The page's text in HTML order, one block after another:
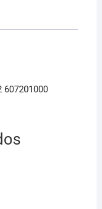
607201000